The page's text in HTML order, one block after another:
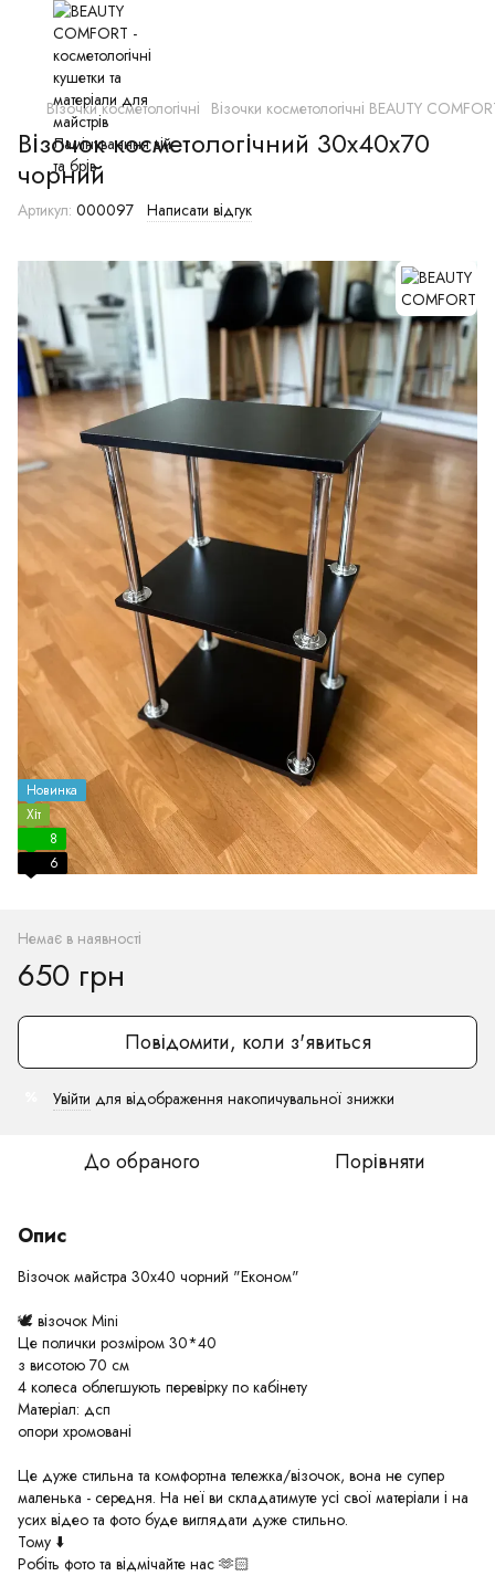
Візочки косметологічні Візочки косметологічні BEAUTY
Візочок косметологічний 30х40х70
чорний
Артикул: 000097 Написати відгук
Новинка
Хіт
8
6
Немає в наявності
650 грн
Повідомити, коли з'явиться
Увійти для відображення накопичувальної знижки
До обраного Порівняти
Опис
Візочок майстра 30х40 чорний "Економ"
🕊️ візочок Mini
Це полички розміром 30*40
з висотою 70 см
4 колеса облегшують перевірку по кабінету
Матеріал: дсп
опори хромовані
Це дуже стильна та комфортна тележка/візочок, вона не супер
маленька - середня. На неї ви складатимуте усі свої матеріали і на
усих відео та фото буде виглядати дуже стильно.
Тому ⬇️
Робіть фото та відмічайте нас 🫶🏻